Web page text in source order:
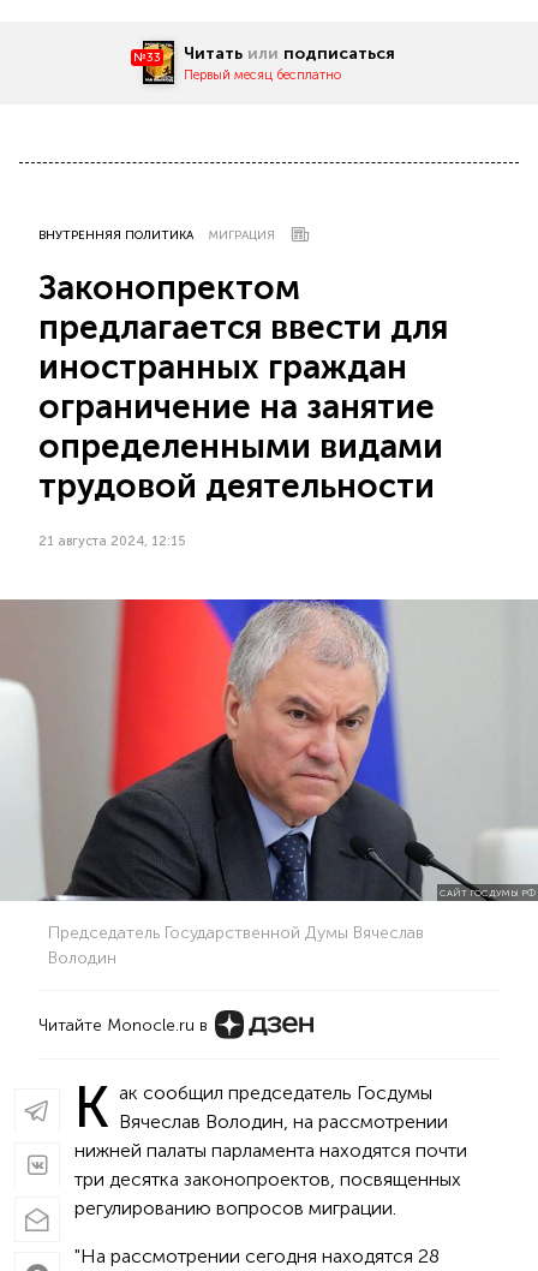
№33 Читать или подписаться
Первый месяц бесплатно
ВНУТРЕННЯЯ ПОЛИТИКА МИГРАЦИЯ
Законопректом
предлагается ввести для
иностранных граждан
ограничение на занятие
определенными видами
трудовой деятельности
21 августа 2024, 12:15
САЙТ ГОСДУМЫ РФ
Председатель Государственной Думы Вячеслав
Володин
Читайте Monocle.ru в
К ак сообщил председатель Госдумы
Вячеслав Володин, на рассмотрении
нижней палаты парламента находятся почти
три десятка законопроектов, посвященных
регулированию вопросов миграции.
"На рассмотрении сегодня находятся 28